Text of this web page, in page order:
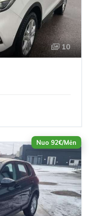
10
Nuo 92€/Mėn